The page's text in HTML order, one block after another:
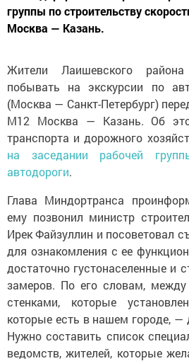
группы по строительству
Москва — Казань.
Жители Лаишевского
побывать на экскурсии по
(Москва — Санкт-Петербург)
М12 Москва — Казань. Об
транспорта и дорожного
на заседании рабочей
автодороги.
Глава Миндортранса
ему позвонил министр
Ирек Файзуллин и посоветовал
для ознакомления с ее
достаточно густонаселенные и
замеров. По его словам,
стенками, которые
которые есть в нашем городе,
Нужно составить список
ведомств, жителей, которые